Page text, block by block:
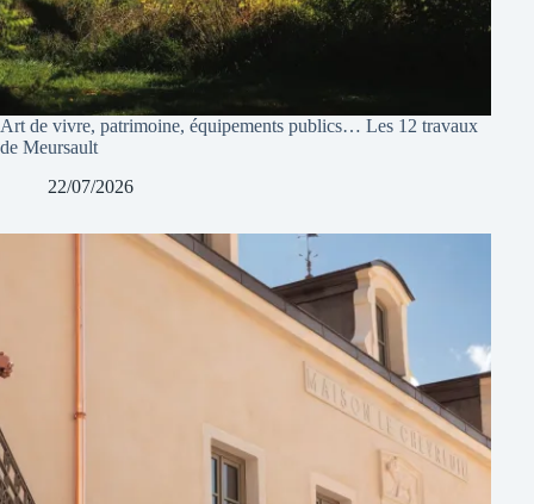
Art de vivre, patrimoine, équipements publics… Les 12 travaux
de Meursault
22/07/2026